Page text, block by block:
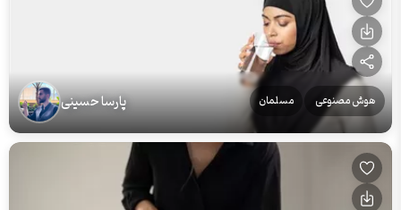
هوش مصنوعی مسلمان پارسا حسینی